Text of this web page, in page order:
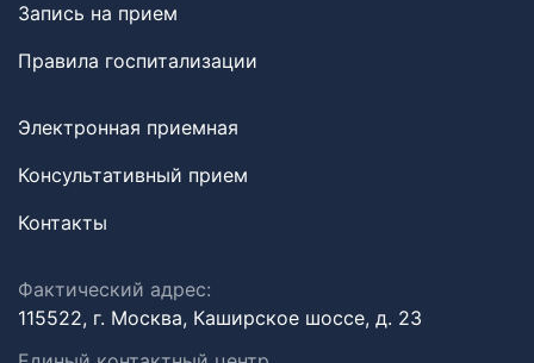
Запись на прием
Правила госпитализации
Электронная приемная
Консультативный прием
Контакты
Фактический адрес:
115522, г. Москва, Каширское шоссе, д. 23